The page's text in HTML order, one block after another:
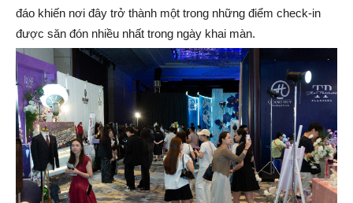
đáo khiến nơi đây trở thành một trong những điểm check-in
được săn đón nhiều nhất trong ngày khai màn.